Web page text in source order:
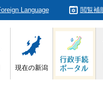
Language 閲覧補
現在の新潟